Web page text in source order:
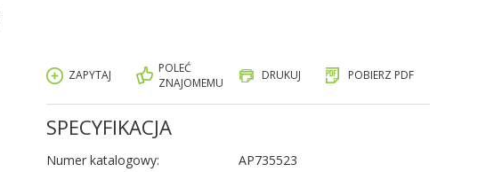
ZAPYTAJ
POLEĆ
ZNAJOMEMU
DRUKUJ POBIERZ PDF
SPECYFIKACJA
Numer katalogowy:
AP735523